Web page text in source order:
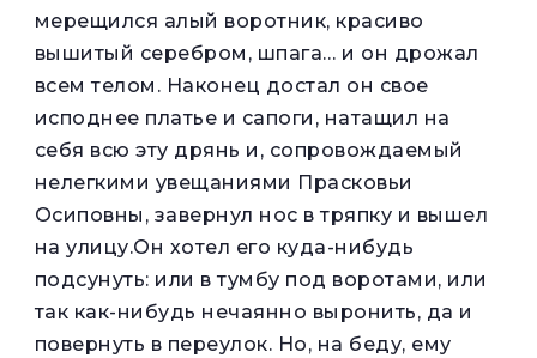
мерещился алый воротник, красиво
вышитый серебром, шпага… и он дрожал
всем телом. Наконец достал он свое
исподнее платье и сапоги, натащил на
себя всю эту дрянь и, сопровождаемый
нелегкими увещаниями Прасковьи
Осиповны, завернул нос в тряпку и вышел
на улицу.Он хотел его куда-нибудь
подсунуть: или в тумбу под воротами, или
так как-нибудь нечаянно выронить, да и
повернуть в переулок. Но, на беду, ему